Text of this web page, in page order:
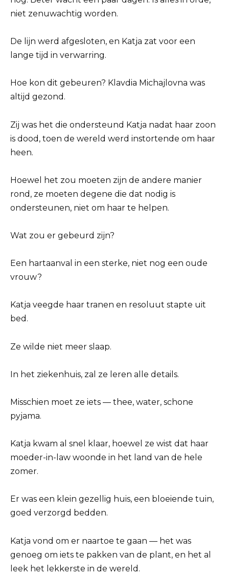
niet zenuwachtig worden.
De lijn werd afgesloten, en Katja zat voor een
lange tijd in verwarring.
Hoe kon dit gebeuren? Klavdia Michajlovna was
altijd gezond.
Zij was het die ondersteund Katja nadat haar zoon
is dood, toen de wereld werd instortende om haar
heen.
Hoewel het zou moeten zijn de andere manier
rond, ze moeten degene die dat nodig is
ondersteunen, niet om haar te helpen.
Wat zou er gebeurd zijn?
Een hartaanval in een sterke, niet nog een oude
vrouw?
Katja veegde haar tranen en resoluut stapte uit
bed.
Ze wilde niet meer slaap.
In het ziekenhuis, zal ze leren alle details.
Misschien moet ze iets — thee, water, schone
pyjama.
Katja kwam al snel klaar, hoewel ze wist dat haar
moeder-in-law woonde in het land van de hele
zomer.
Er was een klein gezellig huis, een bloeiende tuin,
goed verzorgd bedden.
Katja vond om er naartoe te gaan — het was
genoeg om iets te pakken van de plant, en het al
leek het lekkerste in de wereld.